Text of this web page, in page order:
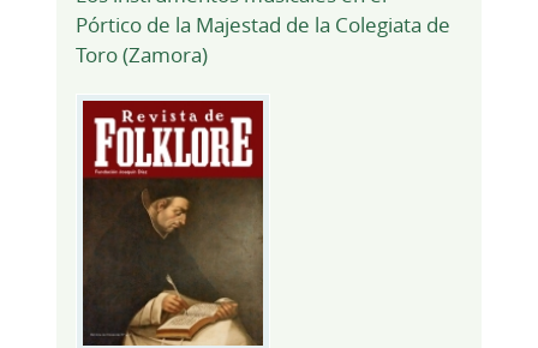
Pórtico de la Majestad de la Colegiata de
Toro (Zamora)